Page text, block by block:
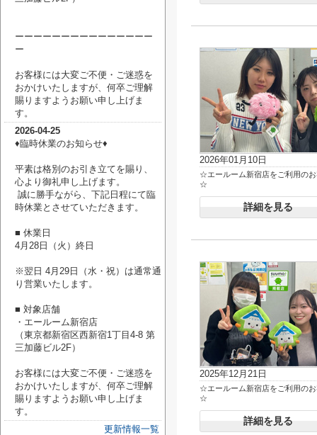
2026年01月10日
☆エールーム新宿店をご利用の
☆
詳細を見る
2025年12月21日
☆エールーム新宿店をご利用の
☆
詳細を見る
ーーーーーーーーーーーーーーー
ー
お客様には大変ご不便・ご迷惑を
おかけいたしますが、何卒ご理解
賜りますようお願い申し上げま
す。
2026-04-25
♦臨時休業のお知らせ♦
平素は格別のお引き立てを賜り、
心より御礼申し上げます。
誠に勝手ながら、下記日程にて臨
時休業とさせていただきます。
■ 休業日
4月28日（火）終日
※翌日 4月29日（水・祝）は通常通
り営業いたします。
■ 対象店舗
・エールーム新宿店
（東京都新宿区西新宿1丁目4-8 第
三加藤ビル2F）
お客様には大変ご不便・ご迷惑を
おかけいたしますが、何卒ご理解
賜りますようお願い申し上げま
す。
更新情報一覧